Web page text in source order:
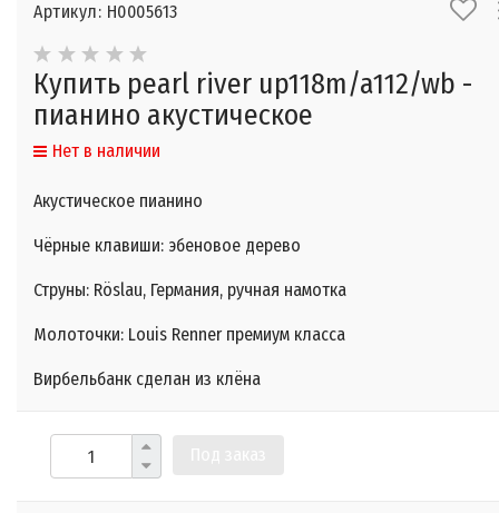
Артикул: Н0005613
Купить pearl river up118m/a112/wb -
пианино акустическое
Нет в наличии
Акустическое пианино
Чёрные клавиши: эбеновое дерево
Струны: Röslau, Германия, ручная намотка
Молоточки: Louis Renner премиум класса
Вирбельбанк сделан из клёна